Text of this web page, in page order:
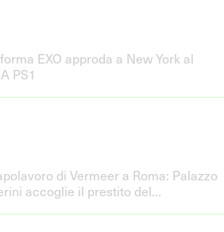
EXO approda a New York al
PS1
di Vermeer a Roma: Palazzo
accoglie il prestito del